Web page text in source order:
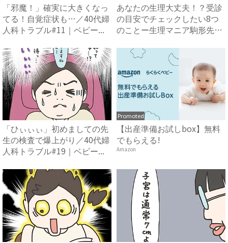
「邪魔！」確実に大きくなっ
てる！自覚症状も…／40代婦
人科トラブル#11｜ベビー...
あなたの生理大丈夫！？受診
の目安でチェックしたい8つ
のことー生理マニア駒形先生
「ひぃぃぃ」初めましての先
生の検査で爆上がり／40代婦
人科トラブル#19｜ベビー...
Promoted
【出産準備お試しbox】無料
でもらえる!
Amazon